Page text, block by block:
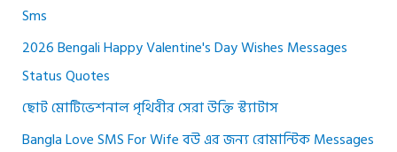
Sms
2026 Bengali Happy Valentine's Day Wishes Messages
Status Quotes
ছোট মোটিভেশনাল পৃথিবীর সেরা উক্তি স্ট্যাটাস
Bangla Love SMS For Wife বউ এর জন্য রোমান্টিক Messages